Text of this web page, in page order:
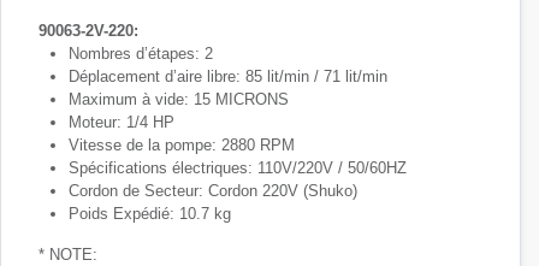
90063-2V-220:
Nombres d’étapes: 2
Déplacement d’aire libre: 85 lit/min / 71 lit/min
Maximum à vide: 15 MICRONS
Moteur: 1/4 HP
Vitesse de la pompe: 2880 RPM
Spécifications électriques: 110V/220V / 50/60HZ
Cordon de Secteur: Cordon 220V (Shuko)
Poids Expédié: 10.7 kg
* NOTE: